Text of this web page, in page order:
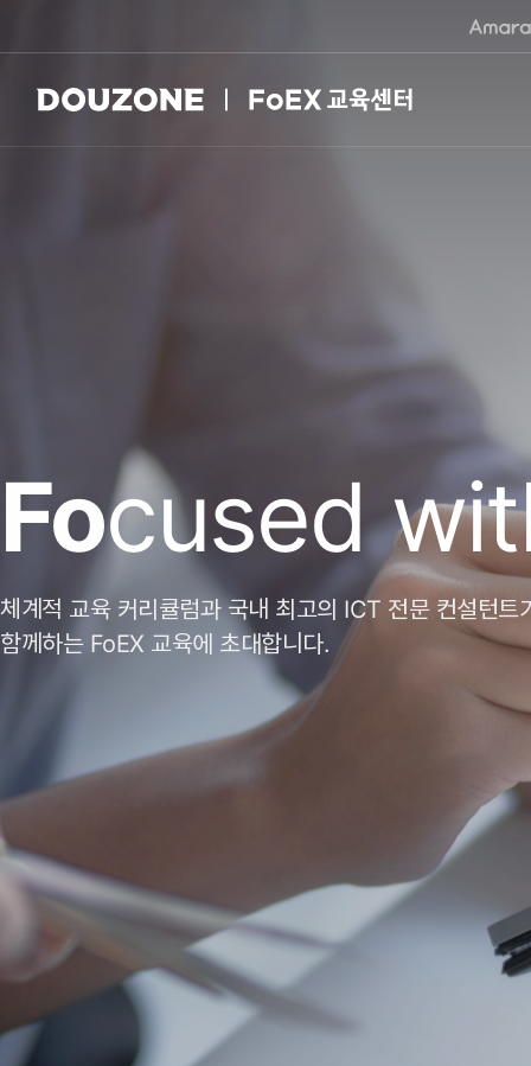
Focused
체계적 교육 커리큘럼과 국내 최고의 ICT 전문 컨설턴트
함께하는 FoEX 교육에 초대합니다.